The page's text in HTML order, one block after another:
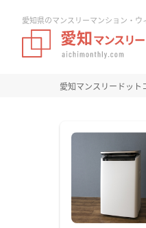
愛知県のマンスリーマンション・ウ
愛知マンスリードット